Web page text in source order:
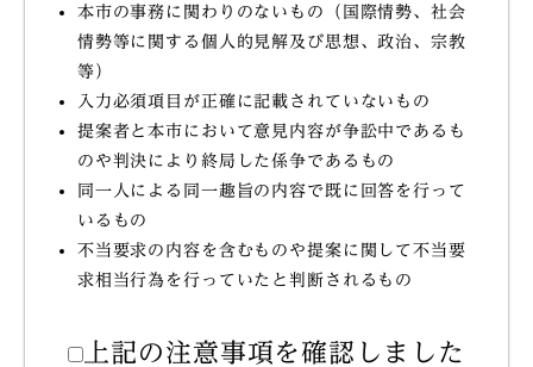
本市の事務に関わりのないもの（国際情勢、社会
情勢等に関する個人的見解及び思想、政治、宗教
等）
入力必須項目が正確に記載されていないもの
提案者と本市において意見内容が争訟中であるも
のや判決により終局した係争であるもの
同一人による同一趣旨の内容で既に回答を行って
いるもの
不当要求の内容を含むものや提案に関して不当要
求相当行為を行っていたと判断されるもの
上記の注意事項を確認しました